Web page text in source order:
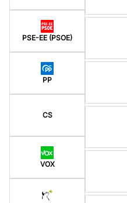
PSE-EE (PSOE)
PP
CS
VOX